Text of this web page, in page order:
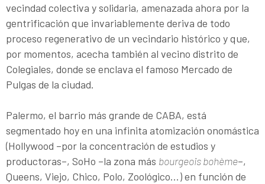
vecindad colectiva y solidaria, amenazada ahora por la
gentrificación que invariablemente deriva de todo
proceso regenerativo de un vecindario histórico y que,
por momentos, acecha también al vecino distrito de
Colegiales, donde se enclava el famoso Mercado de
Pulgas de la ciudad.
Palermo, el barrio más grande de CABA, está
segmentado hoy en una infinita atomización onomástica
(Hollywood –por la concentración de estudios y
productoras–, SoHo –la zona más bourgeois bohème–,
Queens, Viejo, Chico, Polo, Zoológico…) en función de